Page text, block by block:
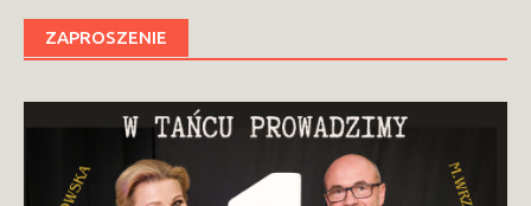
ZAPROSZENIE